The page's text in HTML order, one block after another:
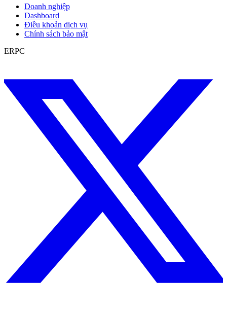
Doanh nghiệp
Dashboard
Điều khoản dịch vụ
Chính sách bảo mật
ERPC